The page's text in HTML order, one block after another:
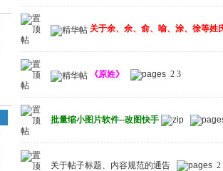
关于余、佘、俞、喻、涂、徐等姓
《原姓》 2 3
批量缩小图片软件--改图快手
关于帖子标题、内容规范的通告 2